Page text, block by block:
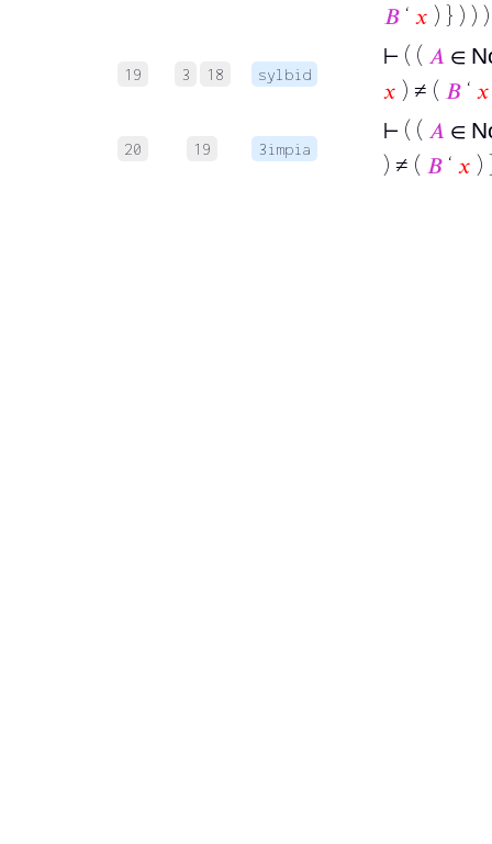
𝐵 ‘ 𝑥 ) } ) ) )
19 3 18 sylbid
⊢ ( ( 𝐴 ∈
𝑥 ) ≠ ( 𝐵 ‘ 𝑥
20 19 3impia
⊢ ( ( 𝐴 ∈
) ≠ ( 𝐵 ‘ 𝑥 )